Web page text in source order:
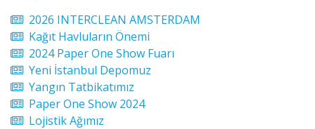
2026 INTERCLEAN AMSTERDAM
Kağıt Havluların Önemi
2024 Paper One Show Fuarı
Yeni İstanbul Depomuz
Yangın Tatbikatımız
Paper One Show 2024
Lojistik Ağımız